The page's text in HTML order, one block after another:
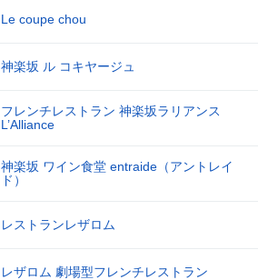
Le coupe chou
神楽坂 ル コキヤージュ
フレンチレストラン 神楽坂ラリアンス
L’Alliance
神楽坂 ワイン食堂 entraide（アントレイ
ド）
レストランレザロム
レザロム 劇場型フレンチレストラン